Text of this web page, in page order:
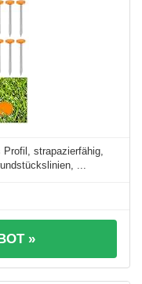
strapazierfähig,
...
»